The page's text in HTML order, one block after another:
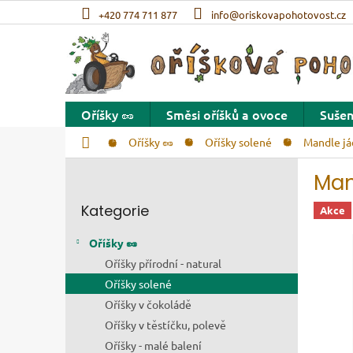
+420 774 711 877 info@oriskovapohotovost.cz
Oříšky 🥜 Směsi oříšků a ovoce
Domů Oříšky 🥜 Oříšky solené Mandle
Kategorie
Oříšky 🥜
Oříšky přírodní - natural
Oříšky solené
Oříšky v čokoládě
Oříšky v těstíčku, polevě
Oříšky - malé balení
Akce